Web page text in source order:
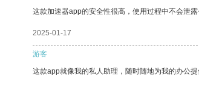
这款加速器app的安全性很高，使用过程中不会泄
2025-01-17
游客
这款app就像我的私人助理，随时随地为我的办公提